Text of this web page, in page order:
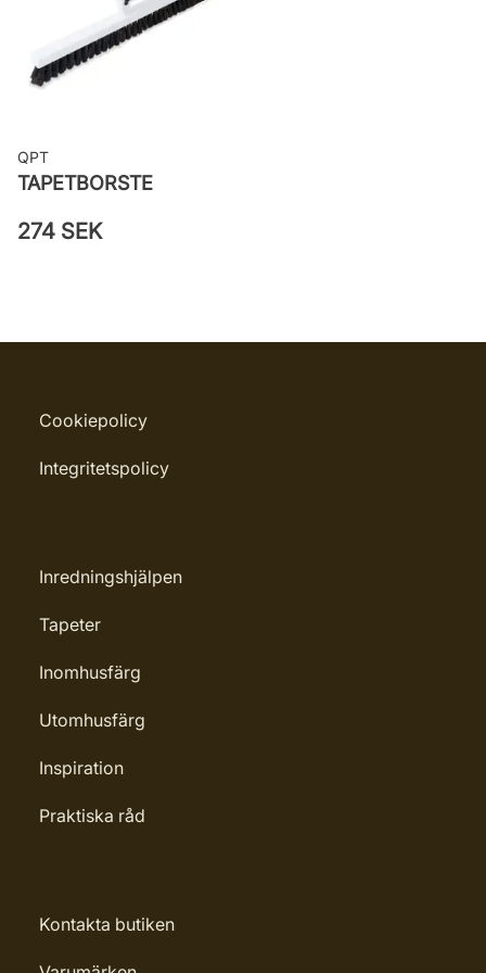
QPT
TAPETBORSTE
274 SEK
Cookiepolicy
Integritetspolicy
Inredningshjälpen
Tapeter
Inomhusfärg
Utomhusfärg
Inspiration
Praktiska råd
Kontakta butiken